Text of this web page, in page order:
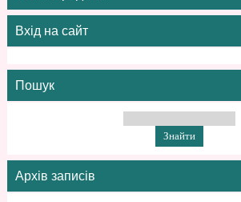
Вхід на сайт
Пошук
Архів записів